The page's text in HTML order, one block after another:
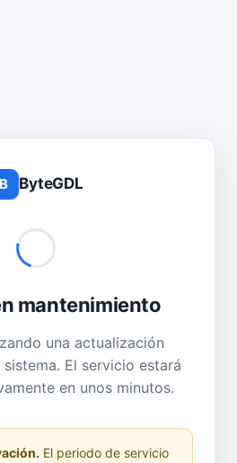
B ByteGDL
mantenimiento
una actualización
El servicio estará
en unos minutos.
El periodo de servicio